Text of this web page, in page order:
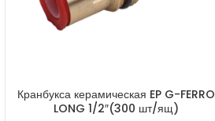
Кранбукса керамическая EP G-FERRO
LONG 1/2″(300 шт/ящ)